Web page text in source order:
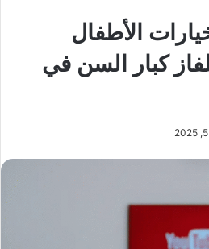
الأطفال
كبار السن في